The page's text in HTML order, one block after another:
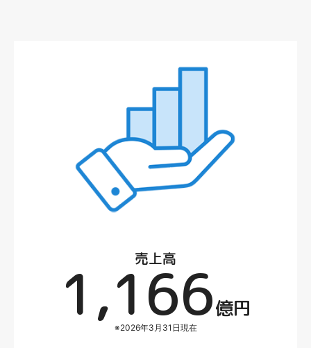
売上高
1,166億円
※2026年3月31日現在